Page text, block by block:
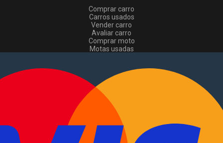
Comprar carro
Carros usados
Vender carro
Avaliar carro
Comprar moto
Motas usadas
Comerciais usados
Vender comerciais
Informações
Como comprar e vender
Pacotes de anúncios
Verificar VIN e matrícula
Sitemap